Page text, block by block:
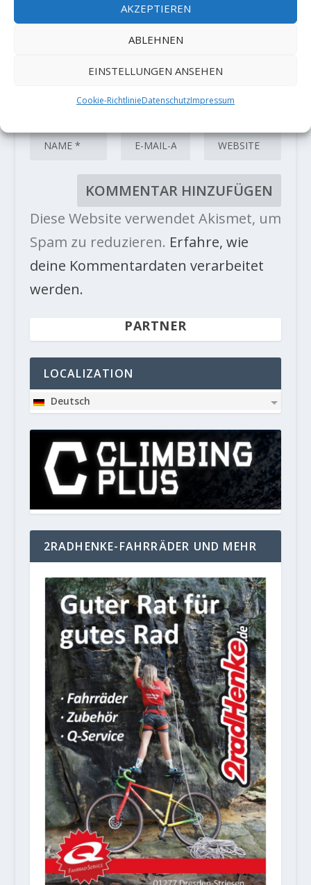
AKZEPTIEREN
ABLEHNEN
EINSTELLUNGEN ANSEHEN
Cookie-RichtlinieDatenschutzImpressum
Diese Website verwendet Akismet, um
Spam zu reduzieren. Erfahre, wie
deine Kommentardaten verarbeitet
werden.
PARTNER
LOCALIZATION
Deutsch
2RADHENKE-FAHRRÄDER UND MEHR